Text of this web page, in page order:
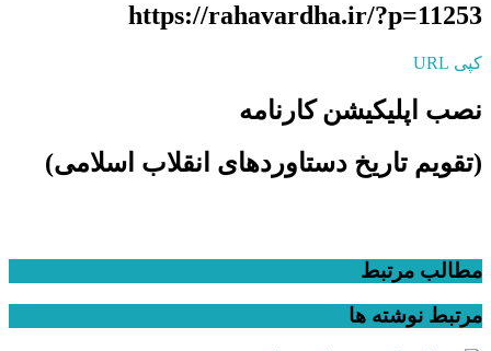
https://rahavardha.ir/?p=11253
کپی URL
نصب اپلیکیشن کارنامه
(تقویم تاریخ دستاوردهای انقلاب اسلامی​)
مطالب مرتبط
مرتبط نوشته ها